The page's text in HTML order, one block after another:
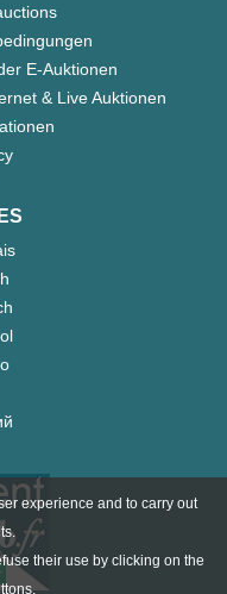
E-Auktionen
& Live Auktionen
experience and to carry out
their use by clicking on the